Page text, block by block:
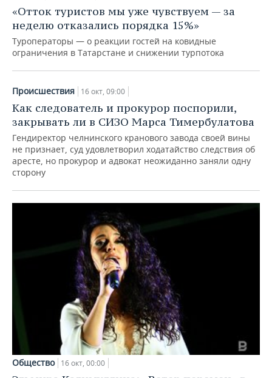
НЕФТЕХИМИЯ
НЕФТЬ
ОПК
ЭНЕРГЕТИКА
РОЗНИЧНАЯ ТОРГОВЛЯ
ТРАНСПОРТ
НОВОСТИ ТЕХНОЛОГИЙ
IT
ТЕЛЕКОММУНИКАЦИИ
МЕРОПРИЯТИЯ
НОВОСТИ МЕРОПРИЯТИЙ
БИЗНЕС-БРАНЧИ
ONLINE-КОНФЕРЕНЦИИ
ОТКРЫТАЯ ЛЕКЦИЯ
СПОРТ
ФУТБОЛ
ХОККЕЙ
БАСКЕТБОЛ
ВОЛЕЙБОЛ
ФИГУРНОЕ КАТАНИЕ
ВОДНЫЕ ВИДЫ СПОРТА
ХОККЕЙ С МЯЧОМ
НОВОСТИ ОБЩЕСТВА
ВЛАСТЬ
ИНФРАСТРУКТУРА
ИСТОРИЯ
ОБРАЗОВАНИЕ
ПРОИСШЕСТВИЯ
ФОТОГАЛЕРЕЯ
СЮЖЕТЫ
СПРАВОЧНИК
СПИСОК ПЕРСОН
СПИСОК КОМПАНИЙ
ПОЛНАЯ ВЕРСИЯ
«Отток туристов мы уже чувствуем — за
неделю отказались порядка 15%»
Туроператоры — о реакции гостей на ковидные
ограничения в Татарстане и снижении турпотока
Происшествия 16 окт, 09:00
Как следователь и прокурор поспорили,
закрывать ли в СИЗО Марса Тимербулатова
Гендиректор челнинского кранового завода своей вины
не признает, суд удовлетворил ходатайство следствия об
аресте, но прокурор и адвокат неожиданно заняли одну
сторону
Общество 16 окт, 00:00